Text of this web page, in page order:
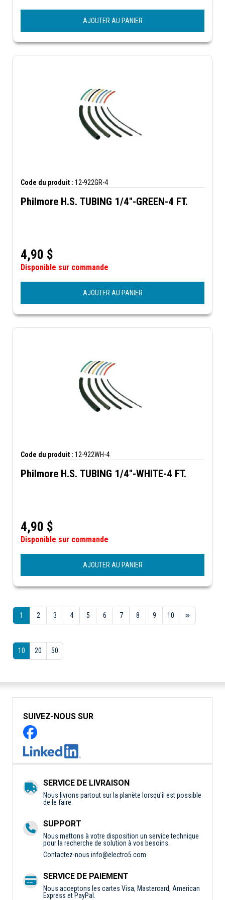
AJOUTER AU PANIER
Code du produit : 12-922GR-4
Philmore H.S. TUBING 1/4"-GREEN-4 FT.
4,90 $
Disponible sur commande
AJOUTER AU PANIER
Code du produit : 12-922WH-4
Philmore H.S. TUBING 1/4"-WHITE-4 FT.
4,90 $
Disponible sur commande
AJOUTER AU PANIER
1 2 3 4 5 6 7 8 9 10
10 20 50
SUIVEZ-NOUS SUR
SERVICE DE LIVRAISON
Nous livrons partout sur la planète lorsqu'il est possible
de le faire.
SUPPORT
Nous mettons à votre disposition un service technique
pour la recherche de solution à vos besoins.
Contactez-nous info@electro5.com
SERVICE DE PAIEMENT
Nous acceptons les cartes Visa, Mastercard, American
Express et PayPal.